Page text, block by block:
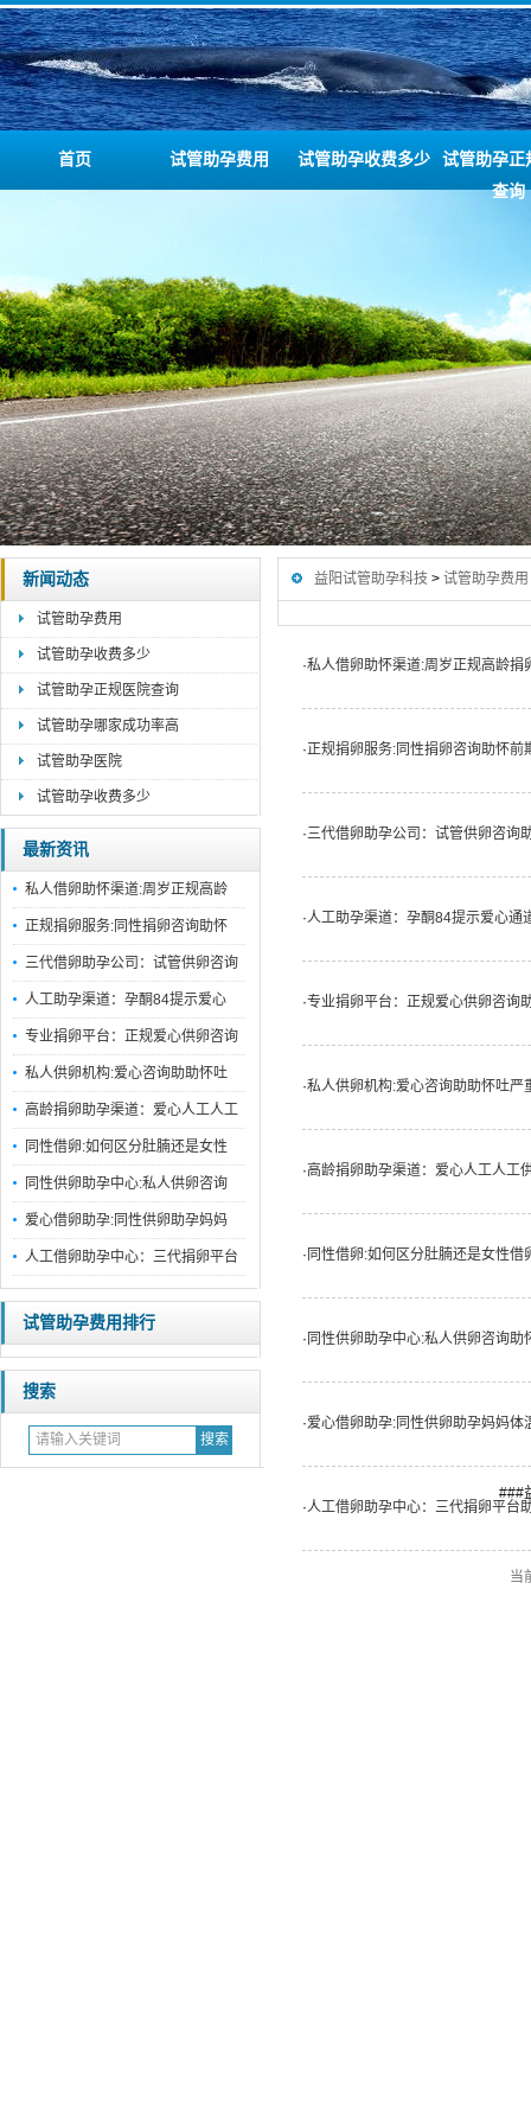
首页 试管助孕费用 试管助孕收费多少
试管助孕正
查询
新闻动态
试管助孕费用
试管助孕收费多少
试管助孕正规医院查询
试管助孕哪家成功率高
试管助孕医院
试管助孕收费多少
最新资讯
私人借卵助怀渠道:周岁正规高龄
正规捐卵服务:同性捐卵咨询助怀
三代借卵助孕公司：试管供卵咨询
人工助孕渠道：孕酮84提示爱心
专业捐卵平台：正规爱心供卵咨询
私人供卵机构:爱心咨询助助怀吐
高龄捐卵助孕渠道：爱心人工人工
同性借卵:如何区分肚腩还是女性
同性供卵助孕中心:私人供卵咨询
爱心借卵助孕:同性供卵助孕妈妈
人工借卵助孕中心：三代捐卵平台
试管助孕费用排行
搜索
益阳试管助孕科技 > 试管助孕费用
·私人借卵助怀渠道:周岁正规高龄
·正规捐卵服务:同性捐卵咨询助怀
·三代借卵助孕公司：试管供卵咨询
·人工助孕渠道：孕酮84提示爱心通
·专业捐卵平台：正规爱心供卵咨询
·私人供卵机构:爱心咨询助助怀吐严
·高龄捐卵助孕渠道：爱心人工人工
· 同性借卵:如何区分肚腩还是女性借
· 同性供卵助孕中心:私人供卵咨询
·爱心借卵助孕:同性供卵助孕妈妈体
·人工借卵助孕中心：三代捐卵平台
当
###